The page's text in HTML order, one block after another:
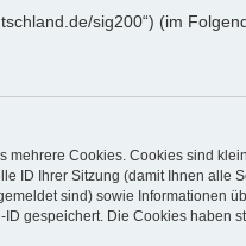
sig200“) (im
mehrere Cookies. Cookies sind
ID Ihrer Sitzung (damit Ihnen
sind) sowie Informationen
gespeichert. Die Cookies